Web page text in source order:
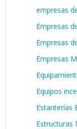
empresas
Empresas
Empresas
Empresas
Equipos
Estanterías
Estructuras